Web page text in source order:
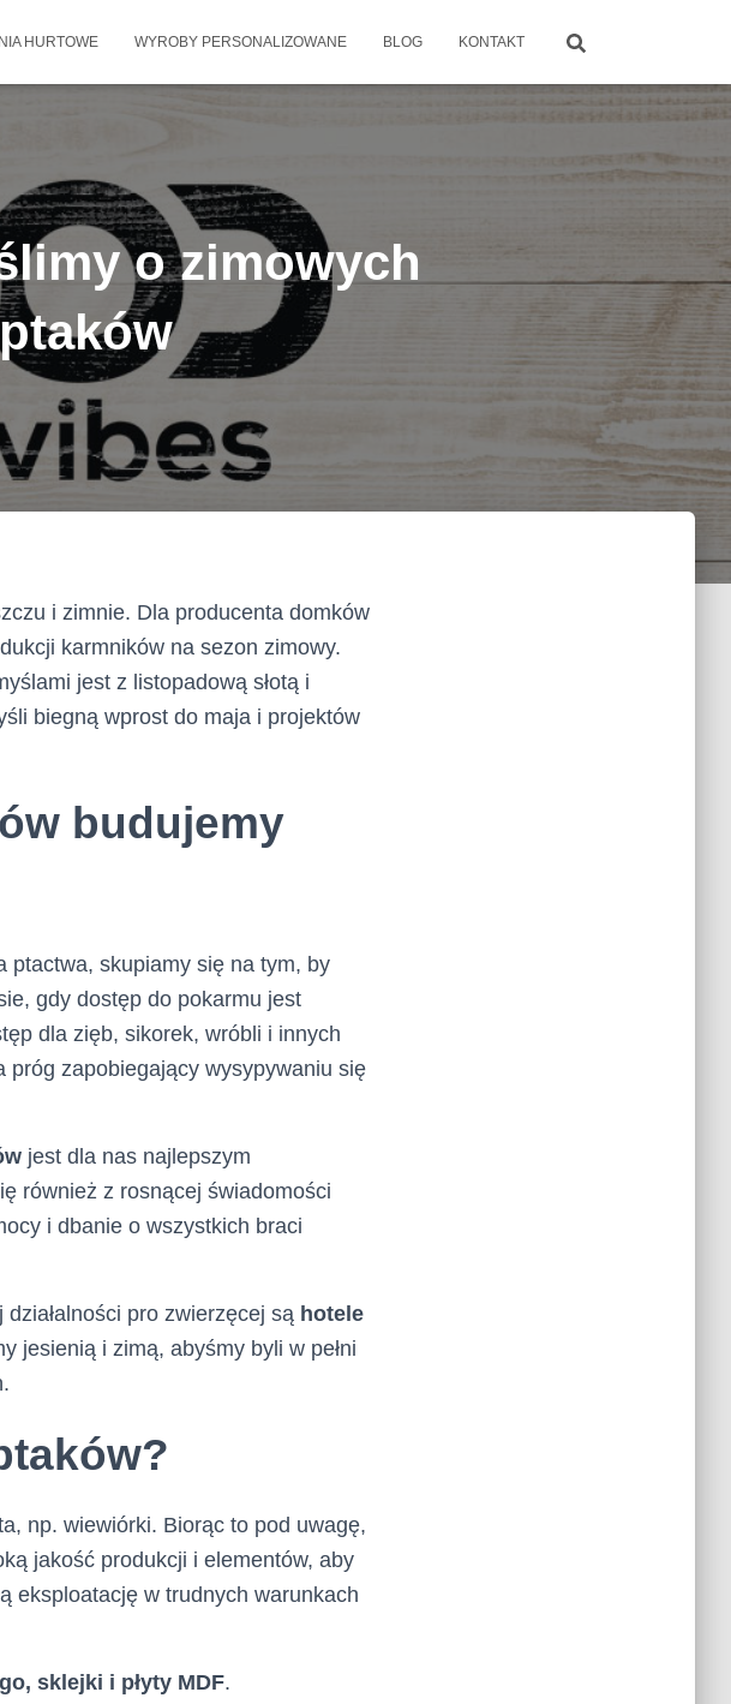
HURTOWE WYROBY PERSONALIZOWANE BLOG KONTAKT
o zimowych
i zimnie. Dla producenta domków
karmników na sezon zimowy.
jest z listopadową słotą i
biegną wprost do maja i projektów
budujemy
ptactwa, skupiamy się na tym, by
gdy dostęp do pokarmu jest
dla zięb, sikorek, wróbli i innych
próg zapobiegający wysypywaniu się
jest dla nas najlepszym
również z rosnącej świadomości
i dbanie o wszystkich braci
pro zwierzęcej są hotele
jesienią i zimą, abyśmy byli w pełni
np. wiewiórki. Biorąc to pod uwagę,
jakość produkcji i elementów, aby
eksploatację w trudnych warunkach
sklejki i płyty MDF.